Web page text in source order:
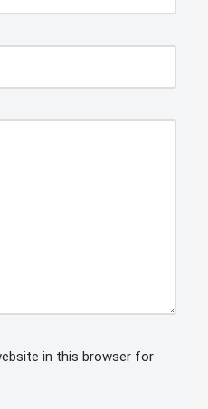
in this browser for